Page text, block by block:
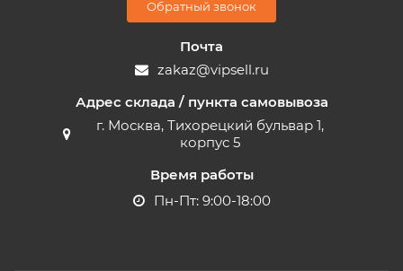
Обратный звонок
Почта
zakaz@vipsell.ru
Адрес склада / пункта самовывоза
г. Москва, Тихорецкий бульвар 1,
корпус 5
Время работы
Пн-Пт: 9:00-18:00